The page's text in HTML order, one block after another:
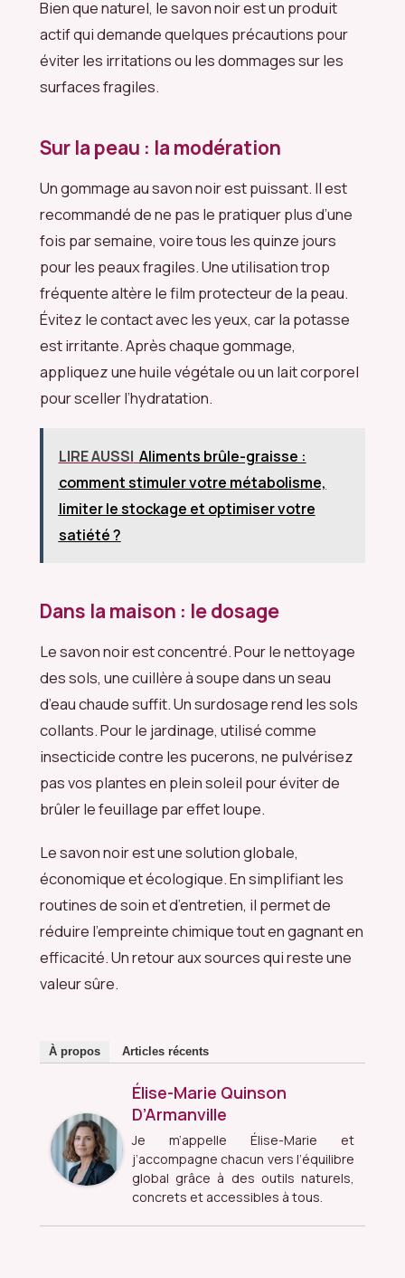
Bien que naturel, le savon noir est un produit
actif qui demande quelques précautions pour
éviter les irritations ou les dommages sur les
surfaces fragiles.
Sur la peau : la modération
Un gommage au savon noir est puissant. Il est
recommandé de ne pas le pratiquer plus d’une
fois par semaine, voire tous les quinze jours
pour les peaux fragiles. Une utilisation trop
fréquente altère le film protecteur de la peau.
Évitez le contact avec les yeux, car la potasse
est irritante. Après chaque gommage,
appliquez une huile végétale ou un lait corporel
pour sceller l’hydratation.
LIRE AUSSI Aliments brûle-graisse :
comment stimuler votre métabolisme,
limiter le stockage et optimiser votre
satiété ?
Dans la maison : le dosage
Le savon noir est concentré. Pour le nettoyage
des sols, une cuillère à soupe dans un seau
d’eau chaude suffit. Un surdosage rend les sols
collants. Pour le jardinage, utilisé comme
insecticide contre les pucerons, ne pulvérisez
pas vos plantes en plein soleil pour éviter de
brûler le feuillage par effet loupe.
Le savon noir est une solution globale,
économique et écologique. En simplifiant les
routines de soin et d’entretien, il permet de
réduire l’empreinte chimique tout en gagnant en
efficacité. Un retour aux sources qui reste une
valeur sûre.
À propos Articles récents
Élise-Marie Quinson
D’Armanville
Je m’appelle Élise-Marie et
j’accompagne chacun vers l’équilibre
global grâce à des outils naturels,
concrets et accessibles à tous.